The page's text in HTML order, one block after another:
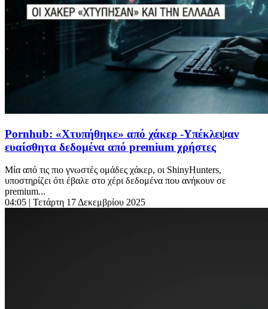
Pornhub: «Χτυπήθηκε» από χάκερ -Υπέκλεψαν
ευαίσθητα δεδομένα από premium χρήστες
Μία από τις πιο γνωστές ομάδες χάκερ, οι ShinyHunters,
υποστηρίζει ότι έβαλε στο χέρι δεδομένα που ανήκουν σε
premium...
04:05 | Τετάρτη 17 Δεκεμβρίου 2025